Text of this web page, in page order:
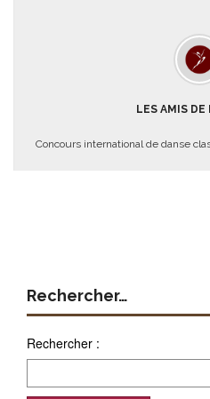
LES AMIS DE
Concours international de danse
Rechercher…
Rechercher :